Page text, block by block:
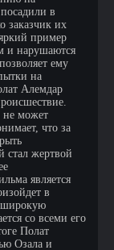
в
заказчик их
пример
и нарушаются
ему
на
Алемдар
не может
что за
стал жертвой
является
в
широкую
со всеми его
Полат
Озала и